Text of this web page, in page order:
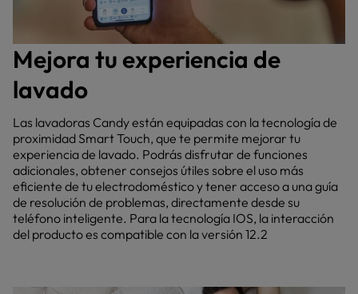
Mejora tu experiencia de
lavado
Las lavadoras Candy están equipadas con la tecnología de
proximidad Smart Touch, que te permite mejorar tu
experiencia de lavado. Podrás disfrutar de funciones
adicionales, obtener consejos útiles sobre el uso más
eficiente de tu electrodoméstico y tener acceso a una guía
de resolución de problemas, directamente desde su
teléfono inteligente. Para la tecnología IOS, la interacción
del producto es compatible con la versión 12.2